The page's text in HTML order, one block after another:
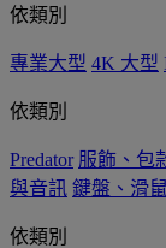
依類別
專業大型 4K 大型
依類別
Predator 服飾、包
與音訊 鍵盤、滑
依類別